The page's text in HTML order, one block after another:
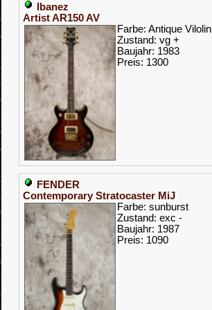
Ibanez
Artist AR150 AV
Farbe: Antique Vilolin
Zustand: vg +
Baujahr: 1983
Preis: 1300
FENDER
Contemporary Stratocaster MiJ
Farbe: sunburst
Zustand: exc -
Baujahr: 1987
Preis: 1090